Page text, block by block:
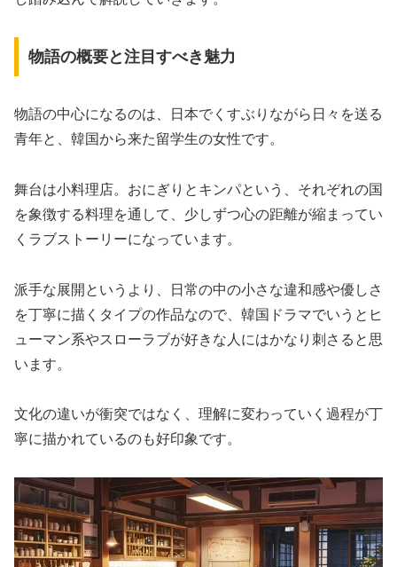
物語の概要と注目すべき魅力
物語の中心になるのは、日本でくすぶりながら日々を送る
青年と、韓国から来た留学生の女性です。
舞台は小料理店。おにぎりとキンパという、それぞれの国
を象徴する料理を通して、少しずつ心の距離が縮まってい
くラブストーリーになっています。
派手な展開というより、日常の中の小さな違和感や優しさ
を丁寧に描くタイプの作品なので、韓国ドラマでいうとヒ
ューマン系やスローラブが好きな人にはかなり刺さると思
います。
文化の違いが衝突ではなく、理解に変わっていく過程が丁
寧に描かれているのも好印象です。